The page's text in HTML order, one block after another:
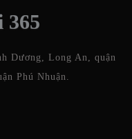
365
Dương, Long An, quận
Phú Nhuận.